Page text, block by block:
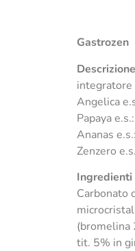
Gastrozen
Descrizione
integratore
Angelica
Papaya
Ananas
Zenzero
Ingredienti
Carbonato
(bromelina
tit. 5% in